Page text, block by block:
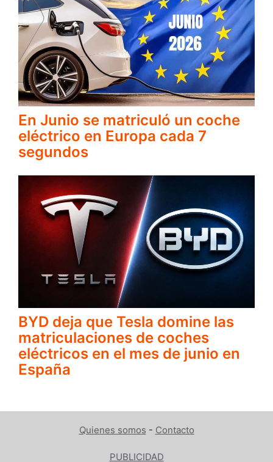
En Junio se matriculó un coche
eléctrico en Europa cada 7
segundos
BYD deja que Tesla domine las
matriculaciones de coches
eléctricos en el mes de junio en
España
Quienes somos - Contacto
PUBLICIDAD